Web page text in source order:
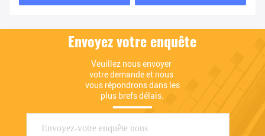
Envoyez votre enquête
Veuillez nous envoyer
votre demande et nous
vous répondrons dans les
plus brefs délais.